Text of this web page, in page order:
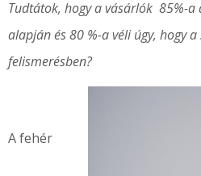
Tudtátok, hogy a vásárlók 85%-a
alapján és 80 %-a véli úgy, hogy
felismerésben?
A fehér